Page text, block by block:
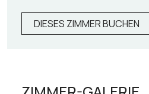
DIESES ZIMMER BUCHEN